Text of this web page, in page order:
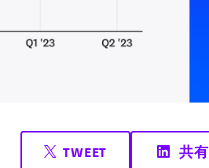
TWEET 共有